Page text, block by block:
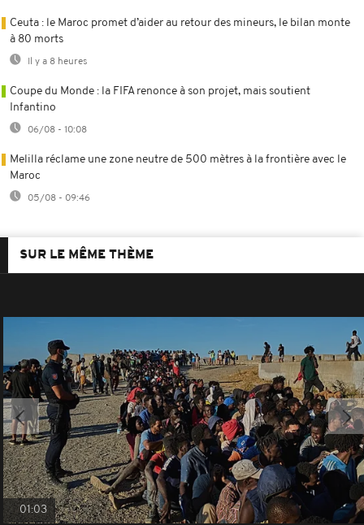
Ceuta : le Maroc promet d’aider au retour des mineurs, le bilan monte
à 80 morts
Il y a 8 heures
Coupe du Monde : la FIFA renonce à son projet, mais soutient
Infantino
06/08 - 10:08
Melilla réclame une zone neutre de 500 mètres à la frontière avec le
Maroc
05/08 - 09:46
SUR LE MÊME THÈME
01:03